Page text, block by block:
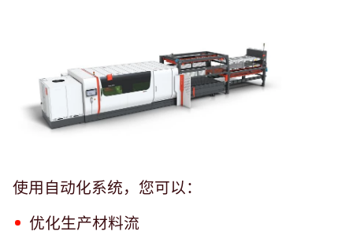
使用自动化系统，您可以：
优化生产材料流